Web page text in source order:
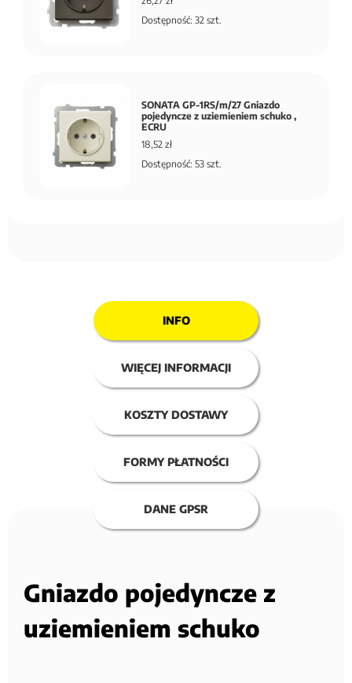
Dostępność: 32 szt.
SONATA GP-1RS/m/27 Gniazdo
pojedyncze z uziemieniem schuko ,
ECRU
18,52 zł
Dostępność: 53 szt.
INFO
WIĘCEJ INFORMACJI
KOSZTY DOSTAWY
FORMY PŁATNOŚCI
DANE GPSR
Gniazdo pojedyncze z
uziemieniem schuko